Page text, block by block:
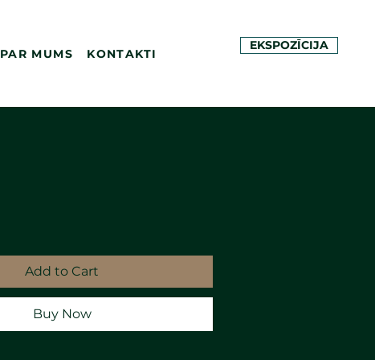
PAR MUMS KONTAKTI
EKSPOZĪCIJA
Add to Cart
Buy Now